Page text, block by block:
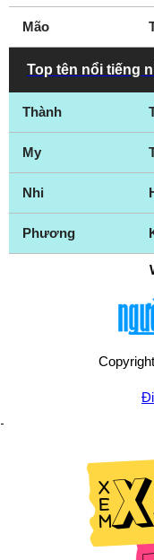
Mão
Top tên nổi tiếng
Thành
My
Nhi
Phương
Liên hệ: